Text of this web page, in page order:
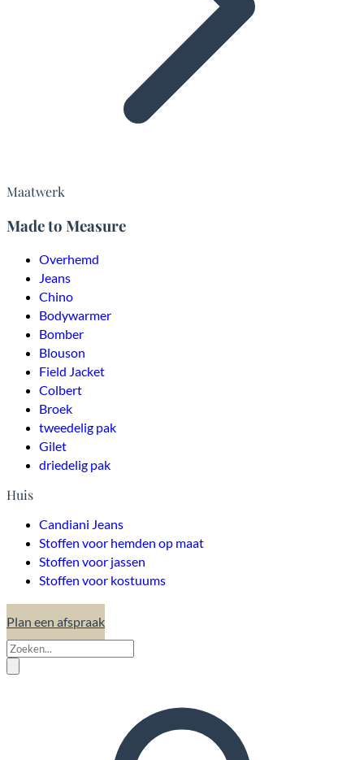
Maatwerk
Made to Measure
Overhemd
Jeans
Chino
Bodywarmer
Bomber
Blouson
Field Jacket
Colbert
Broek
tweedelig pak
Gilet
driedelig pak
Huis
Candiani Jeans
Stoffen voor hemden op maat
Stoffen voor jassen
Stoffen voor kostuums
Plan een afspraak